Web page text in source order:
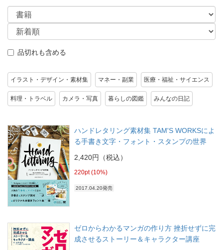
品切れも含める
イラスト・デザイン・素材集 マネー・副業 医療・福祉・サイエンス
料理・トラベル カメラ・写真 暮らしの図鑑 みんなの日記
ハンドレタリング素材集 TAM'S WORKSによ
る手書き文字・フォント・スタンプの世界
2,420円（税込）
220pt (10%)
2017.04.20発売
ゼロからわかるマンガの作り方 挫折せずに完
成させるストーリー＆キャラクター講座